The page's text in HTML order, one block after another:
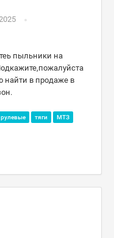
пыльники на
найти в продаже в
рулевые тяги
МТЗ